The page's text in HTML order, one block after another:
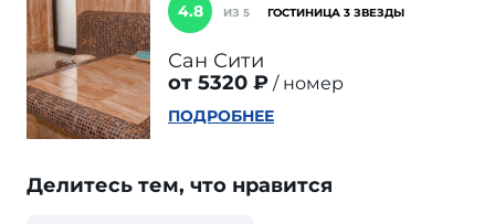
4.8 ИЗ 5 ГОСТИНИЦА 3 ЗВЕЗДЫ
Сан Сити
от 5320 ₽
номер
ПОДРОБНЕЕ
Делитесь тем, что нравится